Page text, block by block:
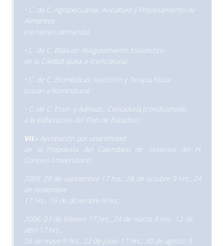
• C. de C. Agropecuarias: Avicultura y Procesamiento de
Alimentos
(no tienen demanda).
• C. de C. Básicas: Aseguramiento Estadístico
de la Calidad (pasa a licenciatura).
• C. de C. Biomédicas: Nutrición y Terapia Física
(pasan a licenciatura).
• C. de C. Econ. y Admvas.: Contaduría (condicionado
a la elaboración del Plan de Estudios).
VII.- Aprobación por unanimidad
de la Propuesta del Calendario de Sesiones del H.
Consejo Universitario:
2005: 29 de septiembre 17 hrs., 28 de octubre 9 hrs., 24
de noviembre
17 hrs., 16 de diciembre 9 hrs.
2006: 23 de febrero 17 hrs., 24 de marzo 9 hrs., 12 de
abril 17 hrs.,
26 de mayo 9 hrs., 22 de junio 17 hrs., 30 de agosto 9